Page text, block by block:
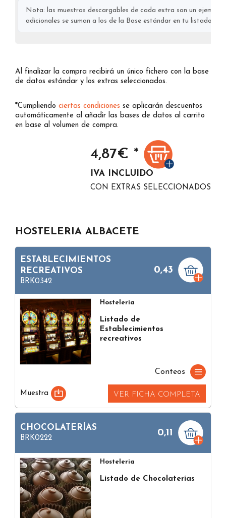
Nota: las muestras descargables de cada extra son un
adicionales se suman a los de la Base estándar en tu listado
Al finalizar la compra recibirá un único fichero con la base
de datos estándar y los extras seleccionados.
*Cumpliendo ciertas condiciones se aplicarán descuentos
automáticamente al añadir las bases de datos al carrito
en base al volumen de compra.
4,87€ *
IVA INCLUIDO
CON EXTRAS SELECCIONADOS
HOSTELERIA ALBACETE
ESTABLECIMIENTOS
RECREATIVOS
BRK0342
0,43
Hosteleria
Listado de
Establecimientos
recreativos
Conteos
Muestra VER FICHA COMPLETA
CHOCOLATERÍAS
BRK0222
0,11
Hosteleria
Listado de Chocolaterías